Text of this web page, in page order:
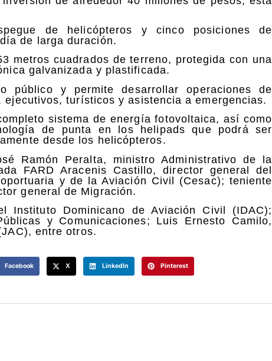
de helicópteros y cinco posiciones de
de larga duración.
metros cuadrados de terreno, protegida con una
galvanizada y plastificada.
público y permite desarrollar operaciones de
turísticos y asistencia a emergencias.
sistema de energía fotovoltaica, así como
de punta en los helipads que podrá ser
desde los helicópteros.
Ramón Peralta, ministro Administrativo de la
FARD Aracenis Castillo, director general del
y de la Aviación Civil (Cesac); teniente
general de Migración.
Instituto Dominicano de Aviación Civil (IDAC);
y Comunicaciones; Luis Ernesto Camilo,
entre otros.
Facebook X LinkedIn Pinterest